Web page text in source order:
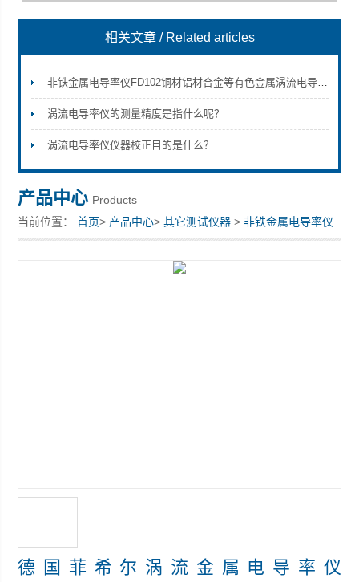
深圳市深博瑞仪器仪表有限公司
相关文章 / Related articles
非铁金属电导率仪FD102铜材铝材合金等有色金属涡流电导率测量仪
涡流电导率仪的测量精度是指什么呢？
涡流电导率仪仪器校正目的是什么？
产品中心 Products
当前位置：首页> 产品中心>其它测试仪器 >非铁金属电导率仪
德国菲希尔涡流金属电导率仪